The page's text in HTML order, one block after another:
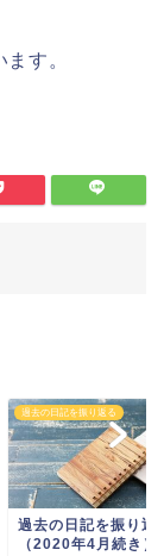
す。
過去の日記を振り返る
過去の日記を振り返
（2020年4月続き）